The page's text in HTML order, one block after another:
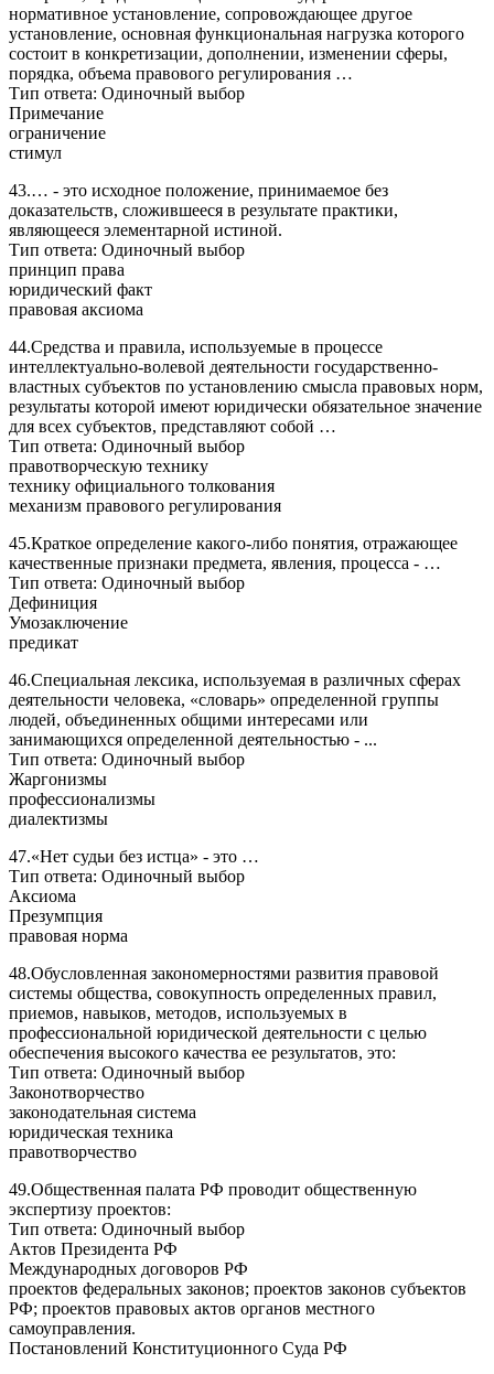
нормативное установление, сопровождающее другое
установление, основная функциональная нагрузка которого
состоит в конкретизации, дополнении, изменении сферы,
порядка, объема правового регулирования …
Тип ответа: Одиночный выбор
Примечание
ограничение
стимул
43.… - это исходное положение, принимаемое без
доказательств, сложившееся в результате практики,
являющееся элементарной истиной.
Тип ответа: Одиночный выбор
принцип права
юридический факт
правовая аксиома
44.Средства и правила, используемые в процессе
интеллектуально-волевой деятельности государственно-
властных субъектов по установлению смысла правовых норм,
результаты которой имеют юридически обязательное значение
для всех субъектов, представляют собой …
Тип ответа: Одиночный выбор
правотворческую технику
технику официального толкования
механизм правового регулирования
45.Краткое определение какого-либо понятия, отражающее
качественные признаки предмета, явления, процесса - …
Тип ответа: Одиночный выбор
Дефиниция
Умозаключение
предикат
46.Специальная лексика, используемая в различных сферах
деятельности человека, «словарь» определенной группы
людей, объединенных общими интересами или
занимающихся определенной деятельностью - ...
Тип ответа: Одиночный выбор
Жаргонизмы
профессионализмы
диалектизмы
47.«Нет судьи без истца» - это …
Тип ответа: Одиночный выбор
Аксиома
Презумпция
правовая норма
48.Обусловленная закономерностями развития правовой
системы общества, совокупность определенных правил,
приемов, навыков, методов, используемых в
профессиональной юридической деятельности с целью
обеспечения высокого качества ее результатов, это:
Тип ответа: Одиночный выбор
Законотворчество
законодательная система
юридическая техника
правотворчество
49.Общественная палата РФ проводит общественную
экспертизу проектов:
Тип ответа: Одиночный выбор
Актов Президента РФ
Международных договоров РФ
проектов федеральных законов; проектов законов субъектов
РФ; проектов правовых актов органов местного
самоуправления.
Постановлений Конституционного Суда РФ